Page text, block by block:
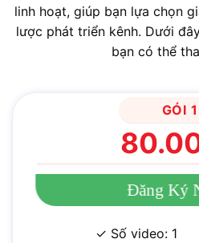
linh hoạt, giúp bạn lựa chọn
lược phát triển kênh. Dưới
bạn có thể
GÓI 1
Đăng Ký
✓ Số video: 1